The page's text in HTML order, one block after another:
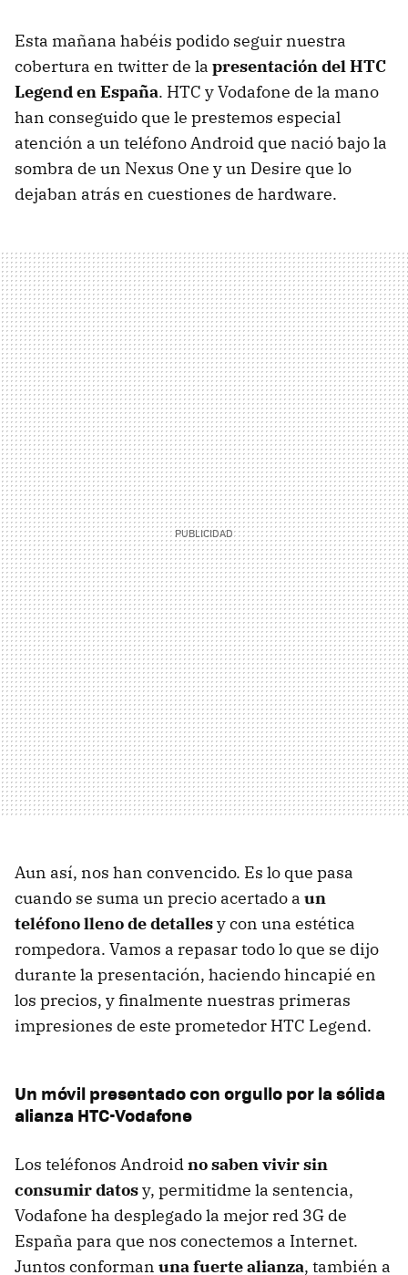
Esta mañana habéis podido seguir nuestra
cobertura en twitter de la presentación delHTC
Legend en España. HTC y Vodafone de la mano
han conseguido que le prestemos especial
atención a un teléfono Android que nació bajo la
sombra de un Nexus One y un Desire que lo
dejaban atrás en cuestiones de hardware.
Aun así, nos han convencido. Es lo que pasa
cuando se suma un precio acertado a un
teléfono lleno de detallesy con una estética
rompedora. Vamos a repasar todo lo que se dijo
durante la presentación, haciendo hincapié en
los precios, y finalmente nuestras primeras
impresiones de este prometedor HTC Legend.
Un móvil presentado con orgullo por la sólida
alianza HTC-Vodafone
Los teléfonos Androidno saben vivir sin
consumir datosy, permitidme la sentencia,
Vodafone ha desplegado la mejor red 3G de
España para que nos conectemos a Internet.
Juntos conforman una fuerte alianza, también a